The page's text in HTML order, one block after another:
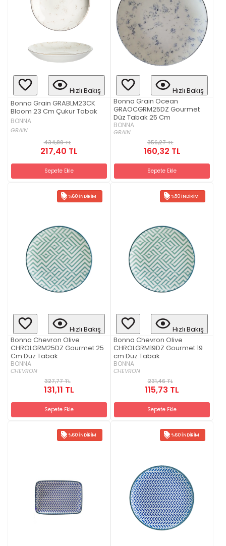
Hızlı Bakış
Bonna Grain GRABLM23CK
Bloom 23 Cm Çukur Tabak
BONNA
GRAIN
434,80 TL
217,40 TL
Sepete Ekle
Hızlı Bakış
Bonna Grain Ocean
GRAOCGRM25DZ Gourmet
Düz Tabak 25 Cm
BONNA
GRAIN
356,27 TL
160,32 TL
Sepete Ekle
%60 İNDIRIM
Hızlı Bakış
Bonna Chevron Olive
CHROLGRM25DZ Gourmet 25
Cm Düz Tabak
BONNA
CHEVRON
327,77 TL
131,11 TL
Sepete Ekle
%50 İNDIRIM
Hızlı Bakış
Bonna Chevron Olive
CHROLGRM19DZ Gourmet 19
cm Düz Tabak
BONNA
CHEVRON
231,46 TL
115,73 TL
Sepete Ekle
%60 İNDIRIM %60 İNDIRIM